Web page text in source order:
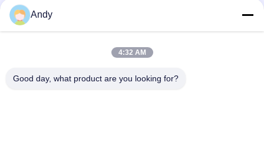
Transportador de parafusos de auge, transportador a lâmina
em espiral para o movimento contínuo de grânulos de pó e
materiais de pequenos blocos
Máquinas para transporte contínuo de material, com lâminas
em espiral, para deslocamento estável e direccional de
Andy
4:32 AM
Good day, what product are you looking for?